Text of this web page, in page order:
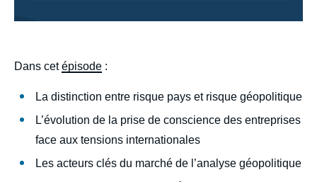
body
Dans cetépisode :
La distinction entre risque pays et risque géopolitique
L’évolution de la prise de conscience des entreprises
face aux tensions internationales
Les acteurs clés du marché de l’analyse géopolitique